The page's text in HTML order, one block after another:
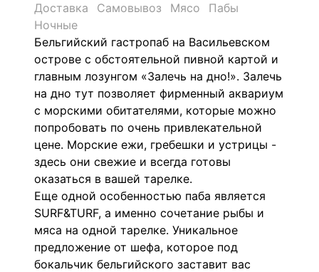
Доставка Самовывоз Мясо
Пабы
Ночные
Бельгийский гастропаб на Васильевском
острове с обстоятельной пивной картой и
главным лозунгом «Залечь на дно!». Залечь
на дно тут позволяет фирменный аквариум
с морскими обитателями, которые можно
попробовать по очень привлекательной
цене. Морские ежи, гребешки и устрицы -
здесь они свежие и всегда готовы
оказаться в вашей тарелке.
Еще одной особенностью паба является
SURF&TURF, а именно сочетание рыбы и
мяса на одной тарелке. Уникальное
предложение от шефа, которое под
бокальчик бельгийского заставит вас